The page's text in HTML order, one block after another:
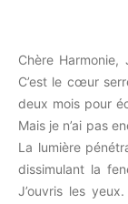
Chère Harmonie, J’arrive lentement vers la fin de mon récit.
C’est le cœur
deux mois pour
Mais je n’ai pas
La lumière
dissimulant la
J’ouvris les